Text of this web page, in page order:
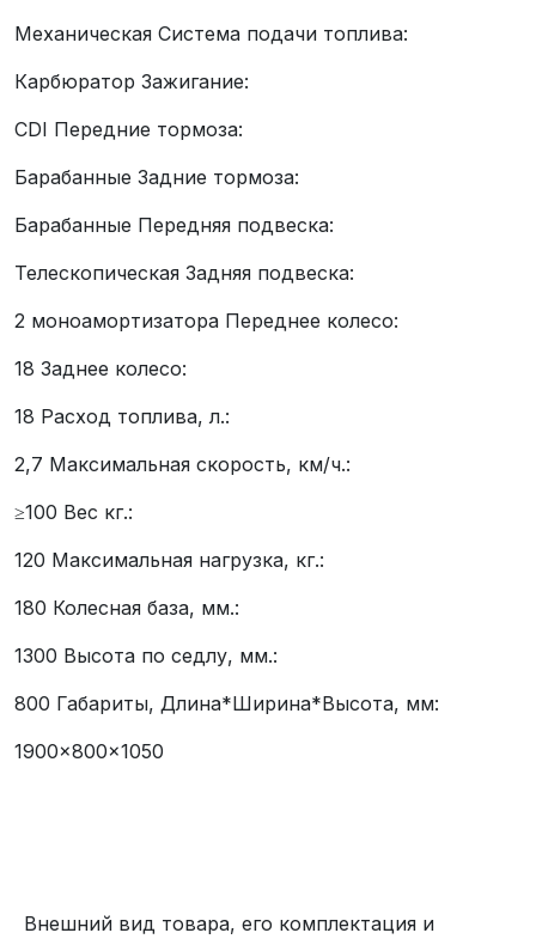
Механическая Система подачи топлива:
Карбюратор Зажигание:
CDI Передние тормоза:
Барабанные Задние тормоза:
Барабанные Передняя подвеска:
Телескопическая Задняя подвеска:
2 моноамортизатора Переднее колесо:
18 Заднее колесо:
18 Расход топлива, л.:
2,7 Максимальная скорость, км/ч.:
≥100 Вес кг.:
120 Максимальная нагрузка, кг.:
180 Колесная база, мм.:
1300 Высота по седлу, мм.:
800 Габариты, Длина*Ширина*Высота, мм:
1900x800x1050
Внешний вид товара, его комплектация и